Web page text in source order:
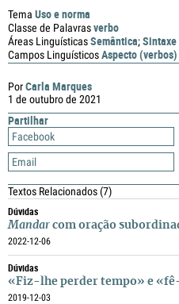
PorCarla Marques
1 de outubro de 2021
Partilhar
Facebook
Email
Textos Relacionados(7)
Dúvidas
Mandar com oração
2022-12-06
Dúvidas
«Fiz-lhe perder tempo» e
2019-12-03
Tema Uso e norma
Classe de Palavrasverbo
Áreas LinguísticasSemântica;Sintaxe
Campos LinguísticosAspecto (verbos)